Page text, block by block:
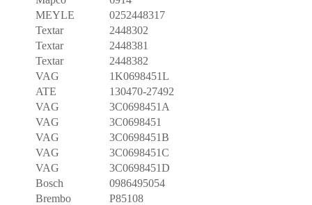
MEYLE
0252448317
Textar
2448302
Textar
2448381
Textar
2448382
VAG
1K0698451L
ATE
130470-27492
VAG
3C0698451A
VAG
3C0698451
VAG
3C0698451B
VAG
3C0698451C
VAG
3C0698451D
Bosch
0986495054
Brembo
P85108